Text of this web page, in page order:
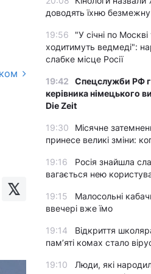
доводять їхню безмежну
19:56
"У січні по
ходитимуть ведмеді":
слабке місце Росії
19:42
Спецслужби РФ
керівника німецького
Die Zeit
19:30
Місячне
принесе великі зміни:
19:16
Росія знайшла
вагається нею
19:15
Малосольні
ввечері вже їмо
19:14
Відкриття
пам’яті комах стало
19:10
Люди, які